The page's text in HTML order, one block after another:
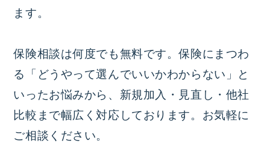
ます。
保険相談は何度でも無料です。保険にまつわ
る「どうやって選んでいいかわからない」と
いったお悩みから、新規加入・見直し・他社
比較まで幅広く対応しております。お気軽に
ご相談ください。